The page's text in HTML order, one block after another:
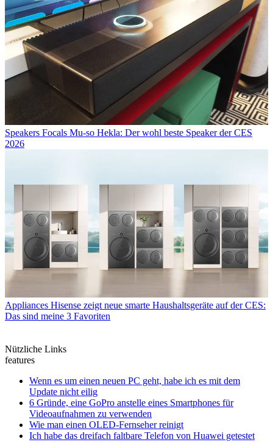
Speakers Focals Mu-so Hekla: Der wohl beste Speaker der CES
2026
Appliances Hisense zeigt neue smarte Haushaltsgeräte auf der CES:
Das sind meine 3 Favoriten
Nützliche Links
features
Wenn es um einen neuen PC geht, habe ich es mit dem
Update nicht eilig
6 Gründe, eine GoPro anstelle eines Smartphones für
Videoaufnahmen zu verwenden
Wie man einen OLED-Fernseher reinigt
Ich habe das dreifach faltbare Telefon von Huawei getestet